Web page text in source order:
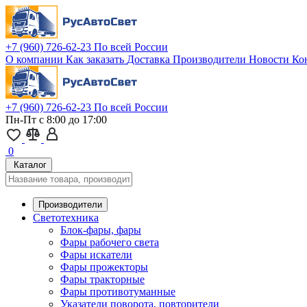
+7 (960) 726-62-23 По всей России
О компании Как заказать Доставка Производители Новости
+7 (960) 726-62-23 По всей России
Пн-Пт с 8:00 до 17:00
0
Каталог
Производители
Светотехника
Блок-фары, фары
Фары рабочего света
Фары искатели
Фары прожекторы
Фары тракторные
Фары противотуманные
Указатели поворота, повторители